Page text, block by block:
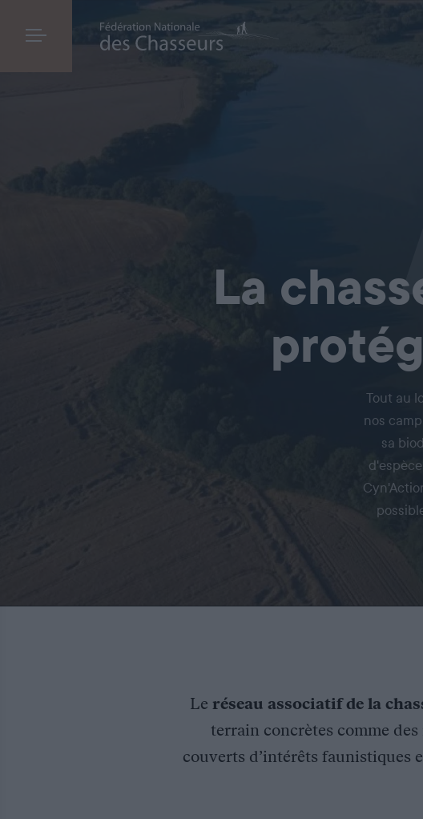
La
Tout au
nos
sa
Le réseau associatif de la
terrain concrètes comme
couverts d’intérêts faunistiques